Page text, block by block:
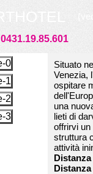
0431.19.85.601
Situato
Venezia,
ospitare
una
lieti di
offrirvi
struttura
attività